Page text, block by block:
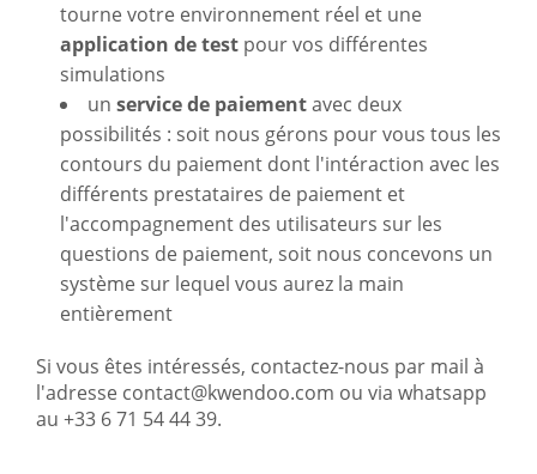
tourne votre environnement réel et une
application de test pour vos différentes
simulations
un service de paiementavec deux
possibilités : soit nous gérons pour vous tous les
contours du paiement dont l'intéraction avec les
différents prestataires de paiement et
l'accompagnement des utilisateurs sur les
questions de paiement, soit nous concevons un
système sur lequel vous aurez la main
entièrement
Si vous êtes intéressés, contactez-nous par mail à
l'adresse contact@kwendoo.com ou via whatsapp
au +33 6 71 54 44 39.